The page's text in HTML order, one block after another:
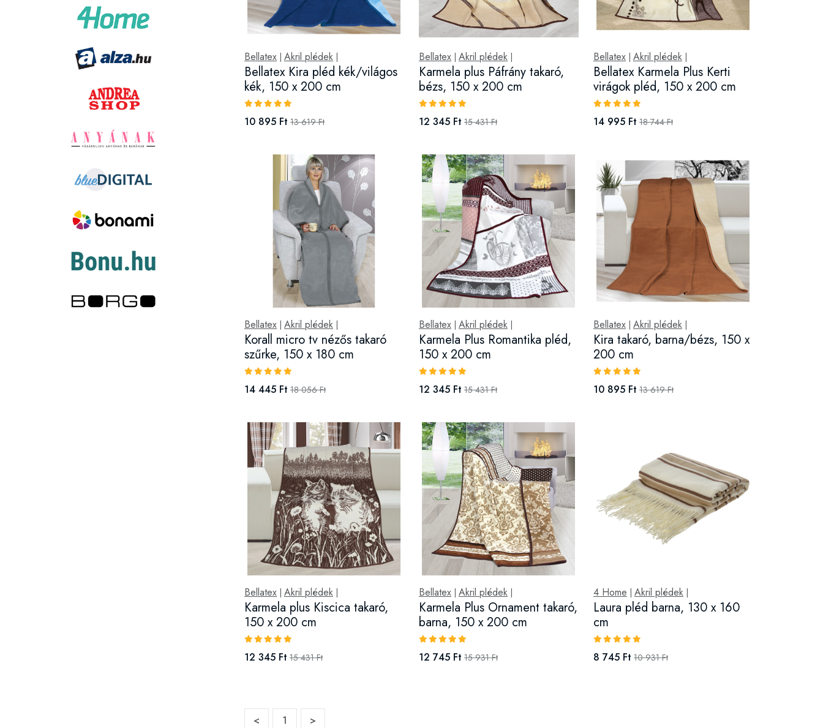
Bellatex Akril plédek
Bellatex Kira pléd kék/világos
kék, 150 x 200 cm
10 895 Ft 13 619 Ft
Bellatex| Akril plédek|
Karmela plus Páfrány takaró,
bézs, 150 x 200 cm
12 345 Ft 15 431 Ft
Bellatex| Akril plédek|
Bellatex Karmela Plus Kerti
virágok pléd, 150 x 200 cm
14 995 Ft 18 744 Ft
Bellatex Akril plédek
Korall micro tv nézős takaró
szűrke, 150 x 180 cm
14 445 Ft 18 056 Ft
Bellatex| Akril plédek|
Karmela Plus Romantika pléd,
150 x 200 cm
12 345 Ft 15 431 Ft
Bellatex| Akril plédek|
Kira takaró, barna/bézs, 150 x
200 cm
10 895 Ft 13 619 Ft
Bellatex Akril plédek
Karmela plus Kiscica takaró,
150 x 200 cm
12 345 Ft 15 431 Ft
Bellatex| Akril plédek|
Karmela Plus Ornament takaró,
barna, 150 x 200 cm
12 745 Ft 15 931 Ft
4 Home Akril plédek|
Laura pléd barna, 130 x 160
cm
8 745 Ft 10 931 Ft
< 1 >